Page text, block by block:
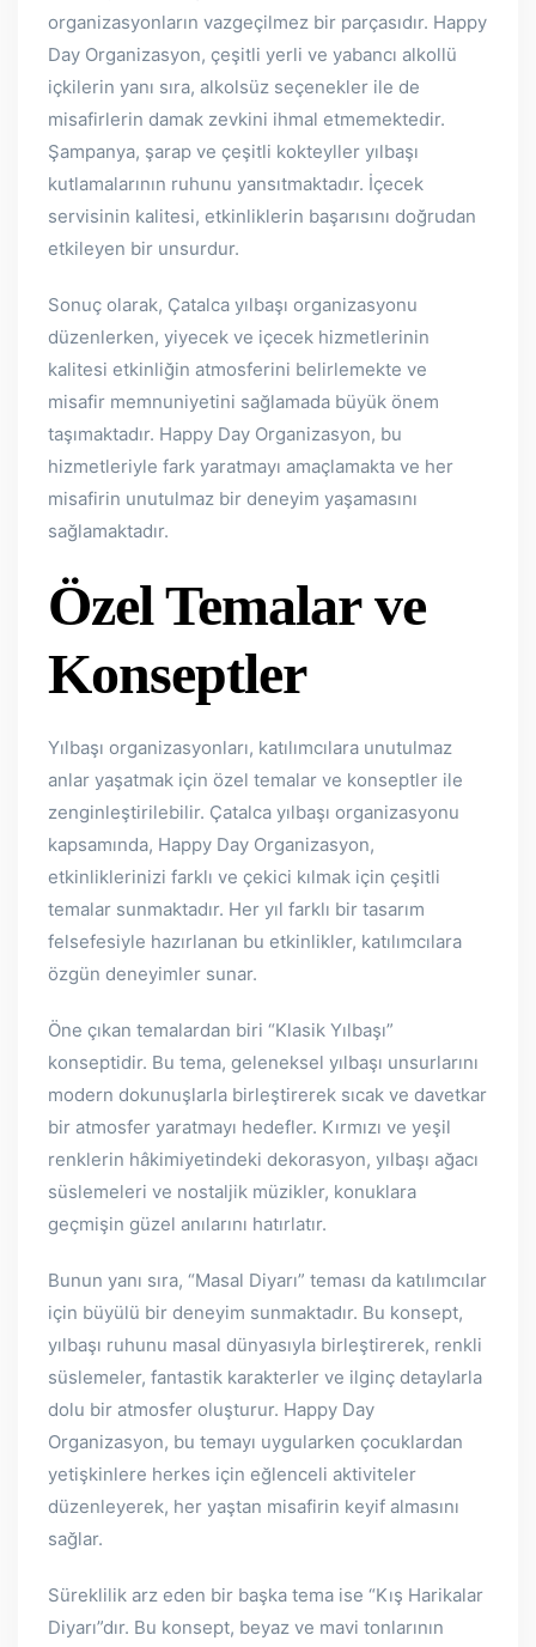
organizasyonların vazgeçilmez bir parçasıdır. Happy
Day Organizasyon, çeşitli yerli ve yabancı alkollü
içkilerin yanı sıra, alkolsüz seçenekler ile de
misafirlerin damak zevkini ihmal etmemektedir.
Şampanya, şarap ve çeşitli kokteyller yılbaşı
kutlamalarının ruhunu yansıtmaktadır. İçecek
servisinin kalitesi, etkinliklerin başarısını doğrudan
etkileyen bir unsurdur.
Sonuç olarak, Çatalca yılbaşı organizasyonu
düzenlerken, yiyecek ve içecek hizmetlerinin
kalitesi etkinliğin atmosferini belirlemekte ve
misafir memnuniyetini sağlamada büyük önem
taşımaktadır. Happy Day Organizasyon, bu
hizmetleriyle fark yaratmayı amaçlamakta ve her
misafirin unutulmaz bir deneyim yaşamasını
sağlamaktadır.
Özel Temalar ve
Konseptler
Yılbaşı organizasyonları, katılımcılara unutulmaz
anlar yaşatmak için özel temalar ve konseptler ile
zenginleştirilebilir. Çatalca yılbaşı organizasyonu
kapsamında, Happy Day Organizasyon,
etkinliklerinizi farklı ve çekici kılmak için çeşitli
temalar sunmaktadır. Her yıl farklı bir tasarım
felsefesiyle hazırlanan bu etkinlikler, katılımcılara
özgün deneyimler sunar.
Öne çıkan temalardan biri “Klasik Yılbaşı”
konseptidir. Bu tema, geleneksel yılbaşı unsurlarını
modern dokunuşlarla birleştirerek sıcak ve davetkar
bir atmosfer yaratmayı hedefler. Kırmızı ve yeşil
renklerin hâkimiyetindeki dekorasyon, yılbaşı ağacı
süslemeleri ve nostaljik müzikler, konuklara
geçmişin güzel anılarını hatırlatır.
Bunun yanı sıra, “Masal Diyarı” teması da katılımcılar
için büyülü bir deneyim sunmaktadır. Bu konsept,
yılbaşı ruhunu masal dünyasıyla birleştirerek, renkli
süslemeler, fantastik karakterler ve ilginç detaylarla
dolu bir atmosfer oluşturur. Happy Day
Organizasyon, bu temayı uygularken çocuklardan
yetişkinlere herkes için eğlenceli aktiviteler
düzenleyerek, her yaştan misafirin keyif almasını
sağlar.
Süreklilik arz eden bir başka tema ise “Kış Harikalar
Diyarı”dır. Bu konsept, beyaz ve mavi tonlarının